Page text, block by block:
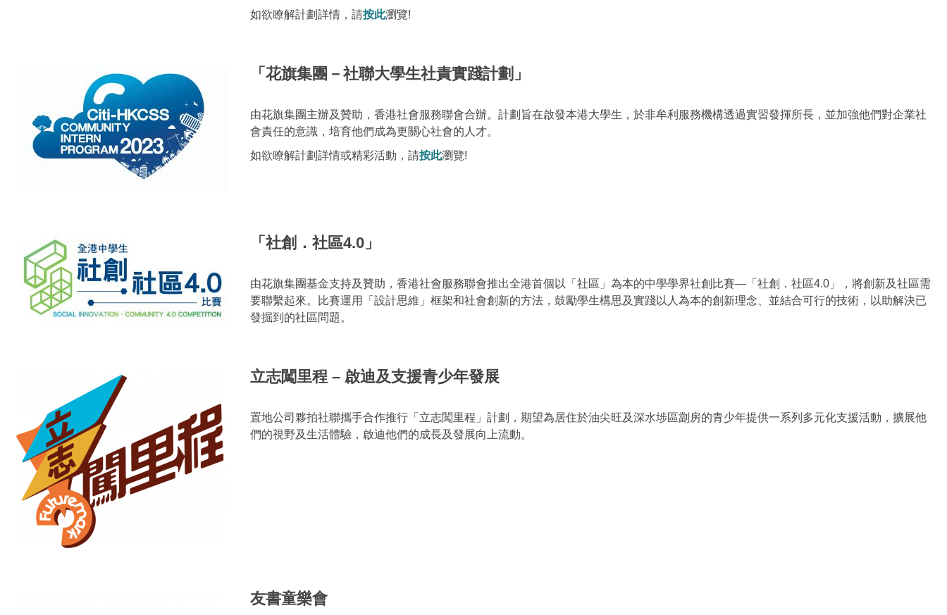
如欲瞭解計劃詳情，請按此瀏覽!
「花旗集團－社聯大學生社責實踐計劃」
由花旗集團主辦及贊助，香港社會服務聯會合辦。計劃旨在啟發本港大學生，於非牟利服務機構透過實習發揮所長，並加強他們對企業社
會責任的意識，培育他們成為更關心社會的人才。
如欲瞭解計劃詳情或精彩活動，請按此瀏覽!
「社創．社區4.0」
由花旗集團基金支持及贊助，香港社會服務聯會推出全港首個以「社區」為本的中學學界社創比賽—「社創．社區4.0」，將創新及社區需
要聯繫起來。比賽運用「設計思維」框架和社會創新的方法，鼓勵學生構思及實踐以人為本的創新理念、並結合可行的技術，以助解決已
發掘到的社區問題。
立志闖里程 – 啟迪及支援青少年發展
置地公司夥拍社聯攜手合作推行「立志闖里程」計劃，期望為居住於油尖旺及深水埗區劏房的青少年提供一系列多元化支援活動，擴展他
們的視野及生活體驗，啟迪他們的成長及發展向上流動。
友書童樂會